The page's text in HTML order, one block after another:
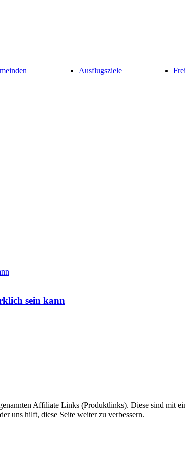
Ausflugsziele
sein kann
Affiliate Links (Produktlinks). Diese sind
uns hilft, diese Seite weiter zu verbessern.